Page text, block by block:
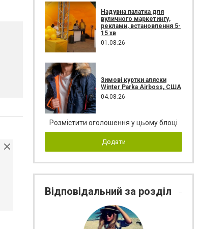
Надувна палатка для
вуличного маркетингу,
реклами, встановлення 5-
15 хв
01.08.26
Зимові куртки аляски
Winter Parka Airboss, США
04.08.26
Розмістити оголошення у цьому блоці
Додати
Відповідальний за розділ